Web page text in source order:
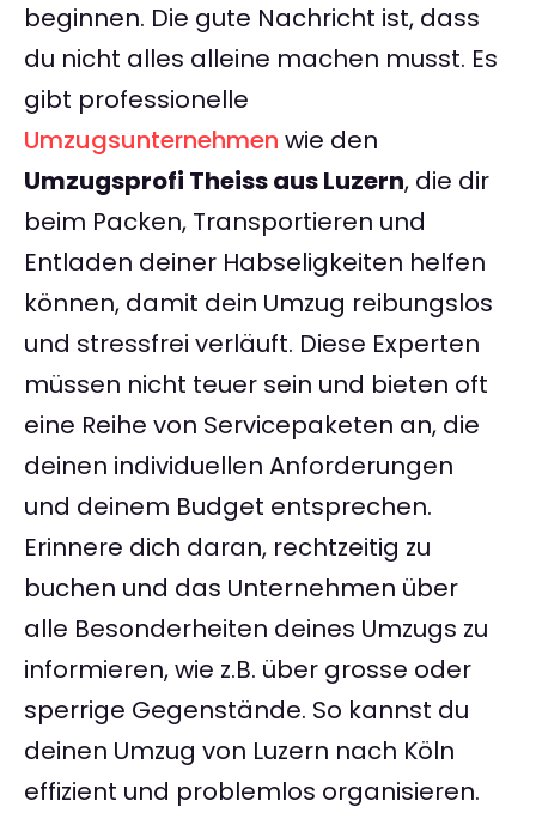
beginnen. Die gute Nachricht ist, dass
du nicht alles alleine machen musst. Es
gibt professionelle
Umzugsunternehmen wie den
Umzugsprofi Theiss aus Luzern, die dir
beim Packen, Transportieren und
Entladen deiner Habseligkeiten helfen
können, damit dein Umzug reibungslos
und stressfrei verläuft. Diese Experten
müssen nicht teuer sein und bieten oft
eine Reihe von Servicepaketen an, die
deinen individuellen Anforderungen
und deinem Budget entsprechen.
Erinnere dich daran, rechtzeitig zu
buchen und das Unternehmen über
alle Besonderheiten deines Umzugs zu
informieren, wie z.B. über grosse oder
sperrige Gegenstände. So kannst du
deinen Umzug von Luzern nach Köln
effizient und problemlos organisieren.